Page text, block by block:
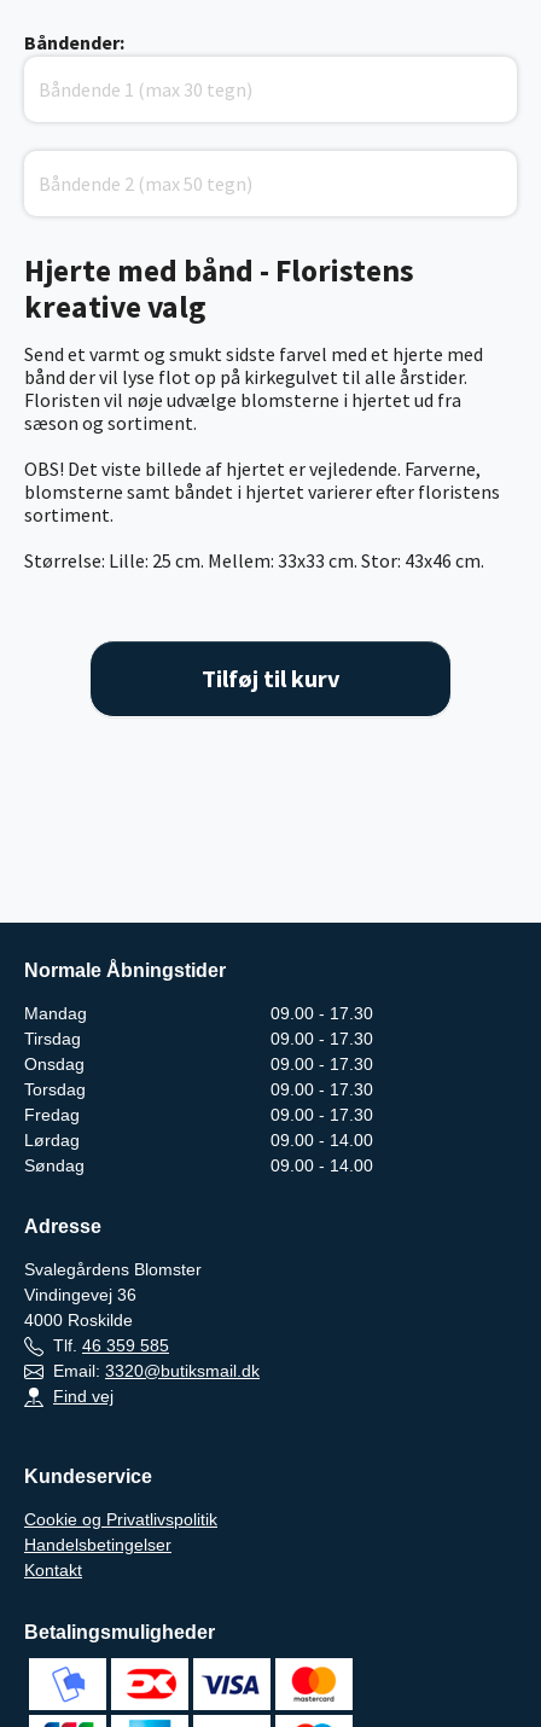
Hjerte med bånd - Floristens
kreative valg
Send et varmt og smukt sidste farvel med et hjerte med
bånd der vil lyse flot op på kirkegulvet til alle årstider.
Floristen vil nøje udvælge blomsterne i hjertet ud fra
sæson og sortiment.
OBS! Det viste billede af hjertet er vejledende. Farverne,
blomsterne samt båndet i hjertet varierer efter floristens
sortiment.
Størrelse: Lille: 25 cm. Mellem: 33x33 cm. Stor: 43x46 cm.
Båndender:
Tilføj til kurv
Normale Åbningstider
Mandag
09.00 - 17.30
Tirsdag
09.00 - 17.30
Onsdag
09.00 - 17.30
Torsdag
09.00 - 17.30
Fredag
09.00 - 17.30
Lørdag
09.00 - 14.00
Søndag
09.00 - 14.00
Adresse
Svalegårdens Blomster
Vindingevej 36
4000 Roskilde
Tlf. 46 359 585
Email: 3320@butiksmail.dk
Find vej
Kundeservice
Cookie og Privatlivspolitik
Handelsbetingelser
Kontakt
Betalingsmuligheder